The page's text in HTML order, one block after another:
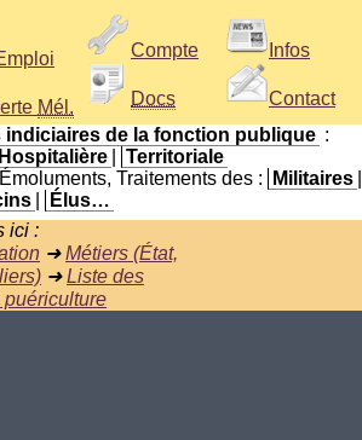
Mél.
Compte
Docs
Infos
Contact
indiciaires de la fonction publique :
Hospitalière
Territoriale
Traitements des :
Militaires
Élus…
ici :
➜Métiers (État,
➜Liste des